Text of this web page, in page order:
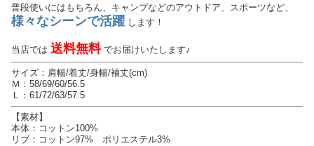
普段使いにはもちろん、キャンプなどのアウトドア、スポーツなど、
様々なシーンで活躍 します！
当店では 送料無料でお届けいたします♪
サイズ：肩幅/着丈/身幅/袖丈(cm)
Ｍ：58/69/60/56.5
Ｌ：61/72/63/57.5
【素材】
本体：コットン100%
リブ：コットン97% ポリエステル3%